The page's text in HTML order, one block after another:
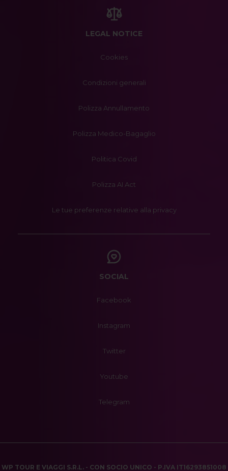
LEGAL NOTICE
Cookies
Condizioni generali
Polizza Annullamento
Polizza Medico-Bagaglio
Politica Covid
Polizza AI Act
Le tue preferenze relative alla privacy
SOCIAL
Facebook
Instagram
Twitter
Youtube
Telegram
WP TOUR E VIAGGI S.R.L. - CON SOCIO UNICO - P.IVA IT16293851008